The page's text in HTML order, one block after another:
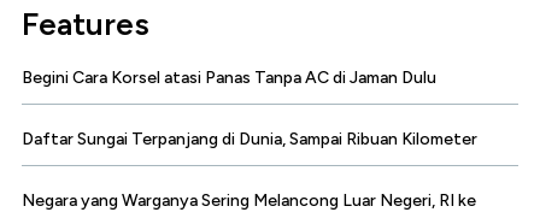
Features
Begini Cara Korsel atasi Panas Tanpa AC di Jaman Dulu
Daftar Sungai Terpanjang di Dunia, Sampai Ribuan Kilometer
Negara yang Warganya Sering Melancong Luar Negeri, RI ke